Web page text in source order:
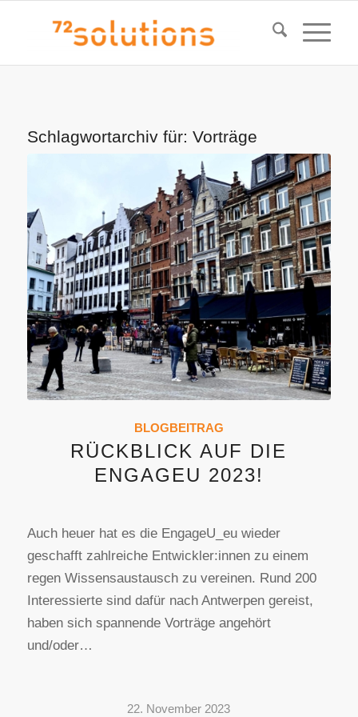
Schlagwortarchiv für: Vorträge
BLOGBEITRAG
RÜCKBLICK AUF DIE
ENGAGEU 2023!
Auch heuer hat es die EngageU_eu wieder
geschafft zahlreiche Entwickler:innen zu einem
regen Wissensaustausch zu vereinen. Rund 200
Interessierte sind dafür nach Antwerpen gereist,
haben sich spannende Vorträge angehört
und/oder…
22. November 2023